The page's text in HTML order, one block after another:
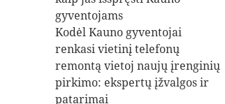
gyventojams
Kodėl Kauno gyventojai
renkasi vietinį telefonų
remontą vietoj naujų įrenginių
pirkimo: ekspertų įžvalgos ir
patarimai